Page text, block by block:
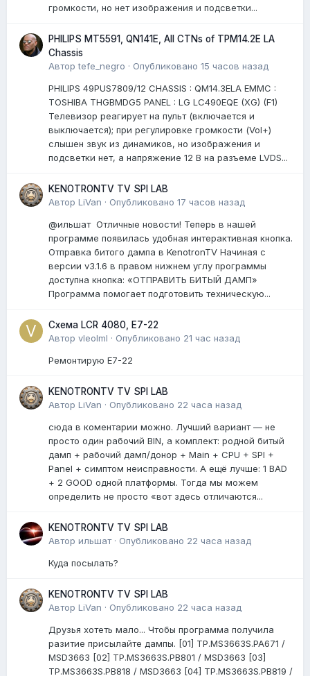
громкости, но нет изображения и подсветки...
PHILIPS MT5591, QN141E, All CTNs of TPM14.2E LA
Chassis
Авторtefe_negro · Опубликовано 15 часов назад
PHILIPS 49PUS7809/12 CHASSIS : QM14.3ELA EMMC :
TOSHIBA THGBMDG5 PANEL : LG LC490EQE (XG) (F1)
Телевизор реагирует на пульт (включается и
выключается); при регулировке громкости (Vol+)
слышен звук из динамиков, но изображения и
подсветки нет, а напряжение 12 В на разъеме LVDS...
KENOTRONTV TV SPI LAB
Автор LiVan · Опубликовано 17 часов назад
@ильшат Отличные новости! Теперь в нашей
программе появилась удобная интерактивная кнопка.
Отправка битого дампа в KenotronTV Начиная с
версии v3.1.6 в правом нижнем углу программы
доступна кнопка: «ОТПРАВИТЬ БИТЫЙ ДАМП»
Программа помогает подготовить техническую...
Схема LCR 4080, E7-22
Автор vleolml · Опубликовано 21 час назад
Ремонтирую E7-22
KENOTRONTV TV SPI LAB
Автор LiVan · Опубликовано 22 часа назад
сюда в коментарии можно. Лучший вариант — не
просто один рабочий BIN, а комплект: родной битый
дамп + рабочий дамп/донор + Main + CPU + SPI +
Panel + симптом неисправности. А ещё лучше: 1 BAD
+ 2 GOOD одной платформы. Тогда мы можем
определить не просто «вот здесь отличаются...
KENOTRONTV TV SPI LAB
Автор ильшат· Опубликовано 22 часа назад
Куда посылать?
KENOTRONTV TV SPI LAB
Автор LiVan · Опубликовано 22 часа назад
Друзья хотеть мало... Чтобы программа получила
разитие присылайте дампы. [01] TP.MS3663S.PA671 /
MSD3663 [02] TP.MS3663S.PB801 / MSD3663 [03]
TP.MS3663S.PB818 / MSD3663 [04] TP.MS3663S.PB819 /